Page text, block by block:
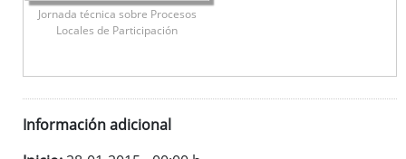
Jornada técnica sobre Procesos
Locales de Participación
Información adicional